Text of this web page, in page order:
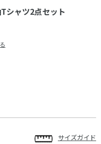
シャツ2点セット
サイズガイド